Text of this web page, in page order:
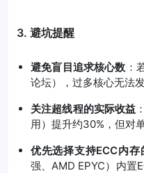
3. 避坑提醒
避免盲目追求核心数 ：
论坛），过多核心无法
关注超线程的实际收益
用）提升约30%，但对
优先选择支持ECC内存
强、AMD EPYC）内置